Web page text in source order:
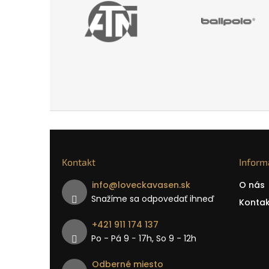
Kontakt
info@loveckavasen.sk
Snažíme sa odpovedať ihneď
+421 911 174 137
Po - Pá 9 − 17h, So 9 - 12h
Odberné miesto
O nás